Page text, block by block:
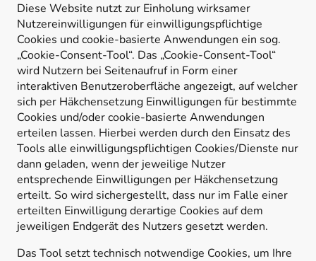
Diese Website nutzt zur Einholung wirksamer
Nutzereinwilligungen für einwilligungspflichtige
Cookies und cookie-basierte Anwendungen ein sog.
„Cookie-Consent-Tool“. Das „Cookie-Consent-Tool“
wird Nutzern bei Seitenaufruf in Form einer
interaktiven Benutzeroberfläche angezeigt, auf welcher
sich per Häkchensetzung Einwilligungen für bestimmte
Cookies und/oder cookie-basierte Anwendungen
erteilen lassen. Hierbei werden durch den Einsatz des
Tools alle einwilligungspflichtigen Cookies/Dienste nur
dann geladen, wenn der jeweilige Nutzer
entsprechende Einwilligungen per Häkchensetzung
erteilt. So wird sichergestellt, dass nur im Falle einer
erteilten Einwilligung derartige Cookies auf dem
jeweiligen Endgerät des Nutzers gesetzt werden.
Das Tool setzt technisch notwendige Cookies, um Ihre